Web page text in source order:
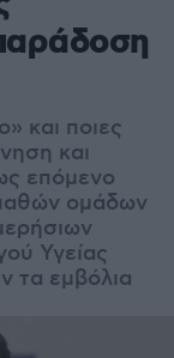
και ποιες
και
επόμενο
ομάδων
Υγείας
τα εμβόλια